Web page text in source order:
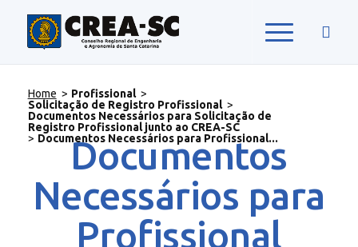
Home > Profissional >
Solicitação de Registro Profissional >
Documentos Necessários para Solicitação de
Registro Profissional junto ao CREA-SC
> Documentos Necessários para Profissional...
Documentos
Necessários para
Profissional